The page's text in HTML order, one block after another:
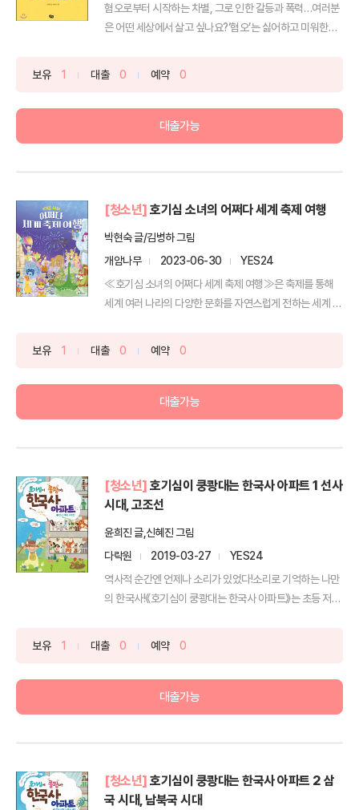
혐오로부터 시작하는 차별, 그로 인한 갈등과 폭력…여러분
은 어떤 세상에서 살고 싶나요?‘혐오’는 싫어하고 미워한다
보유 1 대출 0 예약 0
대출가능
[청소년] 호기심 소녀의 어쩌다 세계 축제 여행
박현숙 글/김병하 그림
개암나무
2023-06-30
YES24
≪호기심 소녀의 어쩌다 세계 축제 여행≫은 축제를 통해
세계 여러 나라의 다양한 문화를 자연스럽게 전하는 세계 문
보유 1 대출 0 예약 0
대출가능
[청소년] 호기심이 쿵쾅대는 한국사 아파트 1 선사
시대, 고조선
윤희진 글,신혜진 그림
다락원
2019-03-27
YES24
역사적 순간엔 언제나 소리가 있었다!소리로 기억하는 나만
의 한국사!《호기심이 쿵쾅대는 한국사 아파트》는 초등 저학
보유 1 대출 0 예약 0
대출가능
[청소년] 호기심이 쿵쾅대는 한국사 아파트 2 삼
국 시대, 남북국 시대